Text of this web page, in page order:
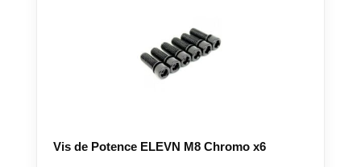
Vis de Potence ELEVN M8 Chromo x6